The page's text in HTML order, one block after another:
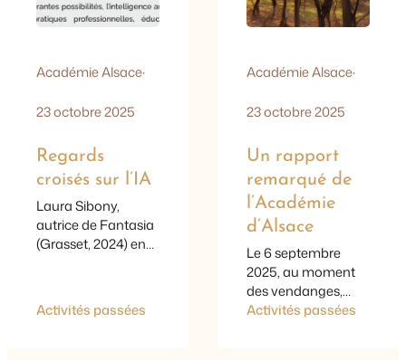
Académie Alsace·
23 octobre 2025
Regards
croisés sur l’IA
Laura Sibony,
autrice de Fantasia
(Grasset, 2024) en
inspecteur
pédagogique
Activités passées
Académie Alsace·
23 octobre 2025
Un rapport
remarqué de
l’Académie
d’Alsace
Le 6 septembre
2025, au moment
des vendanges,
l’Académie d’Alsace
Activités passées